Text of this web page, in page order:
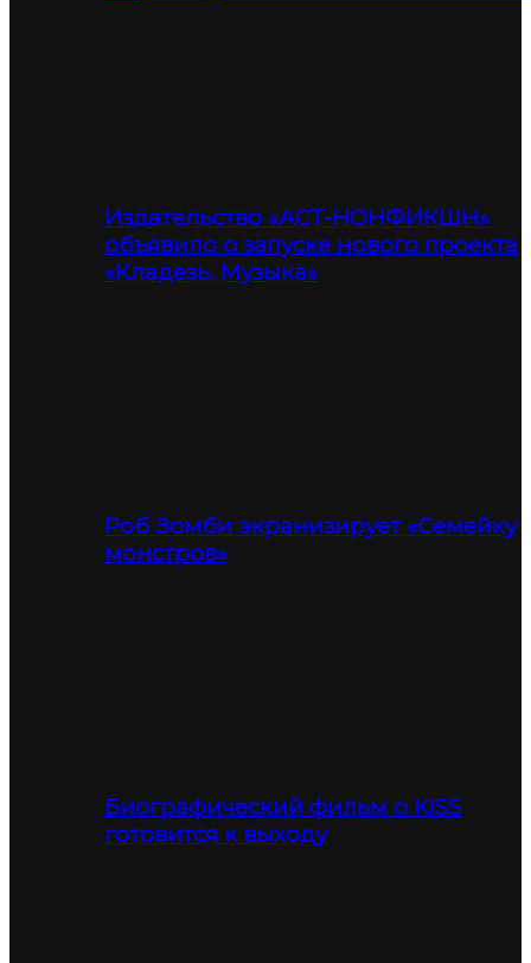
Издательство «АСТ-НОНФИКШН»
объявило о запуске нового проекта
«Кладезь. Музыка»
Роб Зомби экранизирует «Семейку
монстров»
Биографический фильм о KISS
готовится к выходу